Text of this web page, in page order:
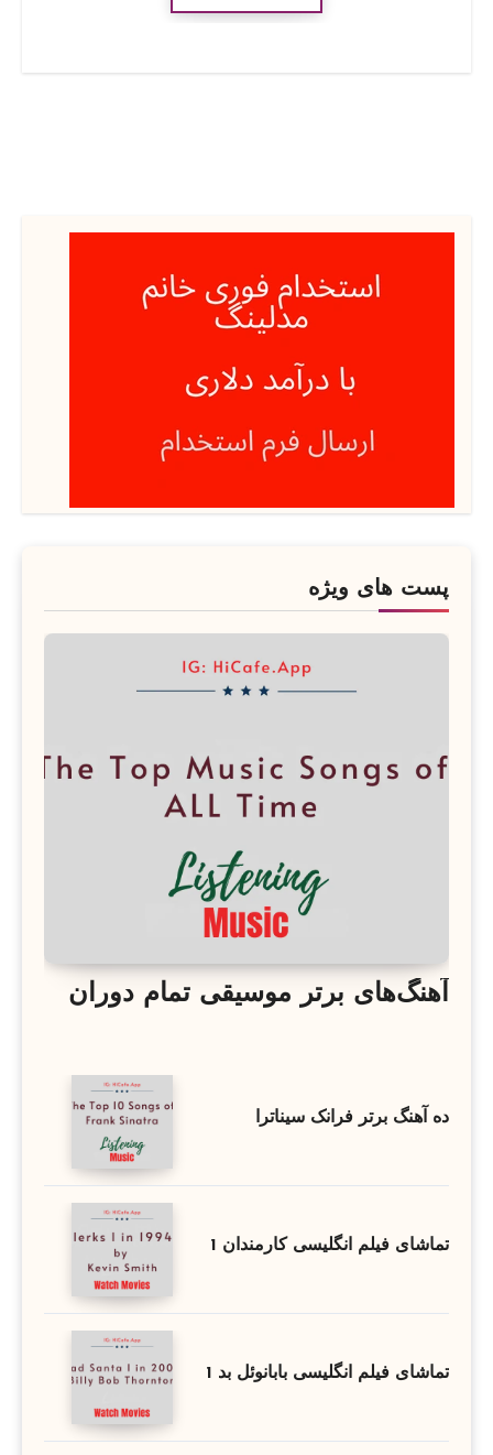
پست های ویژه
آهنگ‌های برتر موسیقی تمام دوران
ده آهنگ برتر فرانک سیناترا
تماشای فیلم انگلیسی کارمندان 1
تماشای فیلم انگلیسی بابانوئل بد 1